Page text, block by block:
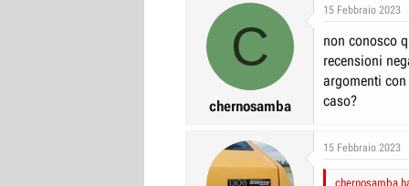
c
i
n
s
:
C
chernosamba
15 Febbraio 2023
non conosco
recensioni
argomenti
caso?
15 Febbraio 2023
chernosamba